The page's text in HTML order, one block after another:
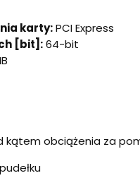
karty:PCI Express
[bit]:64-bit
obciążenia za